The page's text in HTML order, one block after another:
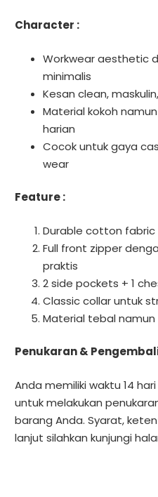
Character :
Workwear aesthetic
minimalis
Kesan clean,
Material kokoh
harian
Cocok untuk gaya
wear
Feature :
Durable cotton fabric
Full front zipper
praktis
2 side pockets + 1
Classic collar untuk
Material tebal
Penukaran &
Anda memiliki waktu 14
untuk melakukan
barang Anda. Syarat,
lanjut silahkan kunjungi